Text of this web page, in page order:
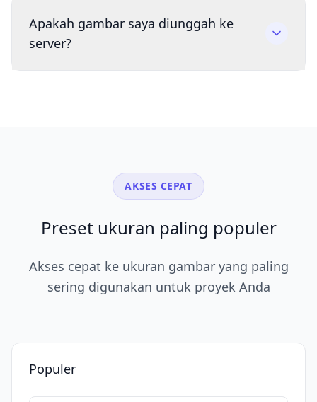
Apakah gambar saya diunggah ke
server?
AKSES CEPAT
Preset ukuran paling populer
Akses cepat ke ukuran gambar yang paling
sering digunakan untuk proyek Anda
Populer